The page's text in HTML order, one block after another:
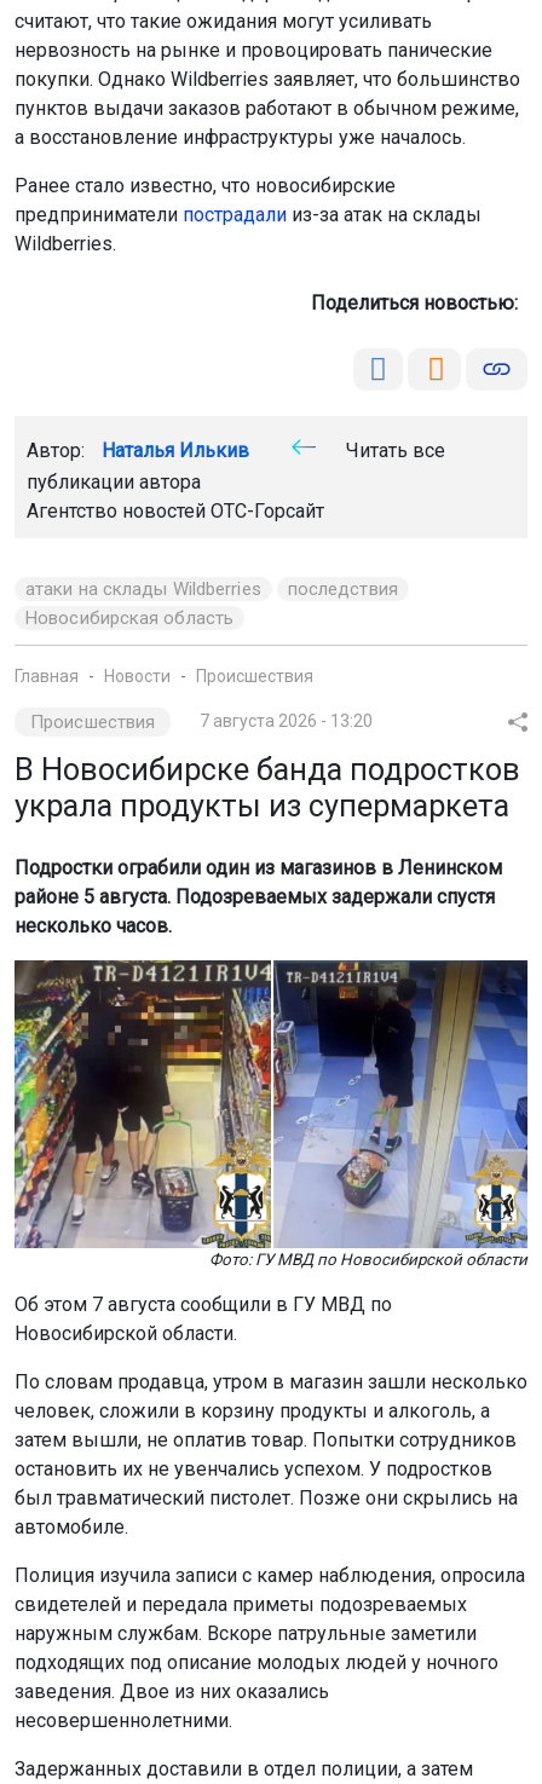
считают, что такие ожидания могут усиливать
нервозность на рынке и провоцировать панические
покупки. Однако Wildberries заявляет, что большинство
пунктов выдачи заказов работают в обычном режиме,
а восстановление инфраструктуры уже началось.
Ранее стало известно, что новосибирские
предприниматели пострадали из-за атак на склады
Wildberries.
Поделиться новостью:
Автор: Наталья Илькив
Читать все
публикации автора
Агентство новостей ОТС-Горсайт
атаки на склады Wildberries
последствия
Новосибирская область
Главная Новости Происшествия
Происшествия 7 августа 2026 - 13:20
В Новосибирске банда подростков
украла продукты из супермаркета
Подростки ограбили один из магазинов в Ленинском
районе 5 августа. Подозреваемых задержали спустя
несколько часов.
Фото: ГУ МВД по Новосибирской области
Об этом 7 августа сообщили в ГУ МВД по
Новосибирской области.
По словам продавца, утром в магазин зашли несколько
человек, сложили в корзину продукты и алкоголь, а
затем вышли, не оплатив товар. Попытки сотрудников
остановить их не увенчались успехом. У подростков
был травматический пистолет. Позже они скрылись на
автомобиле.
Полиция изучила записи с камер наблюдения, опросила
свидетелей и передала приметы подозреваемых
наружным службам. Вскоре патрульные заметили
подходящих под описание молодых людей у ночного
заведения. Двое из них оказались
несовершеннолетними.
Задержанных доставили в отдел полиции, а затем